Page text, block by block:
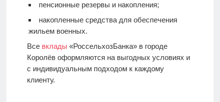
пенсионные резервы и накопления;
накопленные средства для обеспечения
жильем военных.
Все вклады «РоссельхозБанка» в городе
Королёв оформляются на выгодных условиях и
с индивидуальным подходом к каждому
клиенту.